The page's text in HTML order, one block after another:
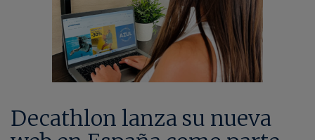
Decathlon lanza su nueva